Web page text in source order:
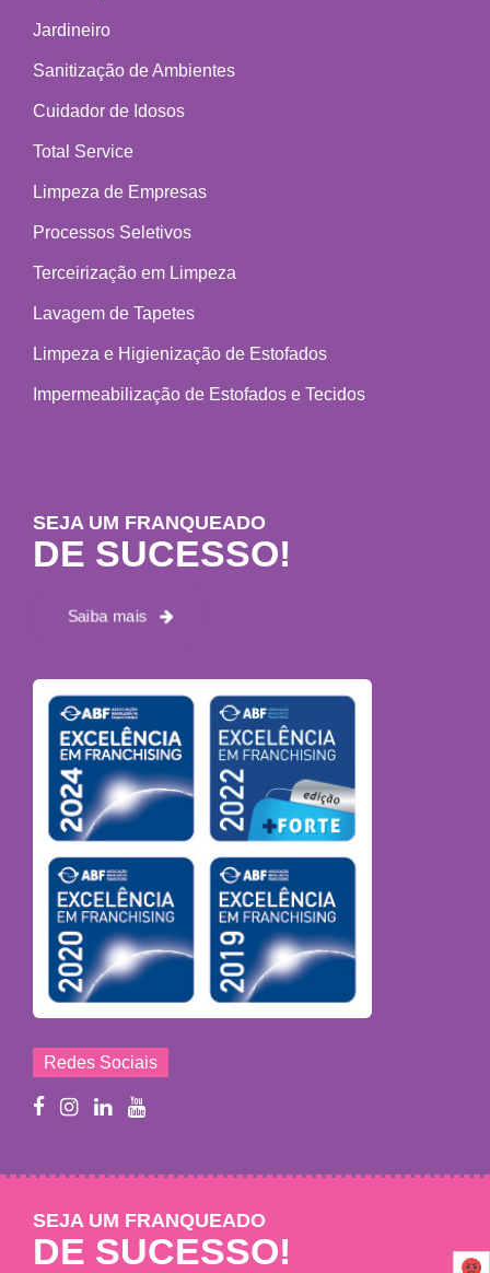
Jardineiro
Sanitização de Ambientes
Cuidador de Idosos
Total Service
Limpeza de Empresas
Processos Seletivos
Terceirização em Limpeza
Lavagem de Tapetes
Limpeza e Higienização de Estofados
Impermeabilização de Estofados e Tecidos
SEJA UM FRANQUEADO
DE SUCESSO!
Saiba mais
Redes Sociais
SEJA UM FRANQUEADO
DE SUCESSO!